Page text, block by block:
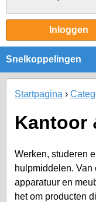
Inloggen
Snelkoppelingen
Startpagina
Kantoor
Werken, studeren
hulpmiddelen.
apparatuur en
het om producten